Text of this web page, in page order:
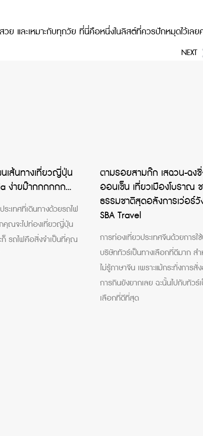
ย และเหมาะกับทุกวัย ที่นี่คือหนึ่งในลิสต์ที่ควรปักหมุดไว้เลย
NEXT
เส้นทางเที่ยวญี่ปุ่น
ง่ายม๊ากกกกกก…
ะเทศที่เดินทางด้วยรถไฟ
คุณจะไปท่องเที่ยวญี่ปุ่น
ก็ รถไฟคือสิ่งจำเป็นที่คุณ
ตามรอยสามก๊ก เสฉวน-ฉง
ออนเซ็น เที่ยวเมืองโบราณ
ธรรมชาติสุดอลังการเว่อร์
SBA Travel
การท่องเที่ยวประเทศจีนด้วยการใ
บริษัททัวร์เป็นทางเลือกที่ดีมาก ส
ไม่รู้ภาษาจีน เพราะแม้กระทั่งการสั่
การกินยังยากเลย ฉะนั้นไปกับทัวร์
เลือกที่ดีที่สุด